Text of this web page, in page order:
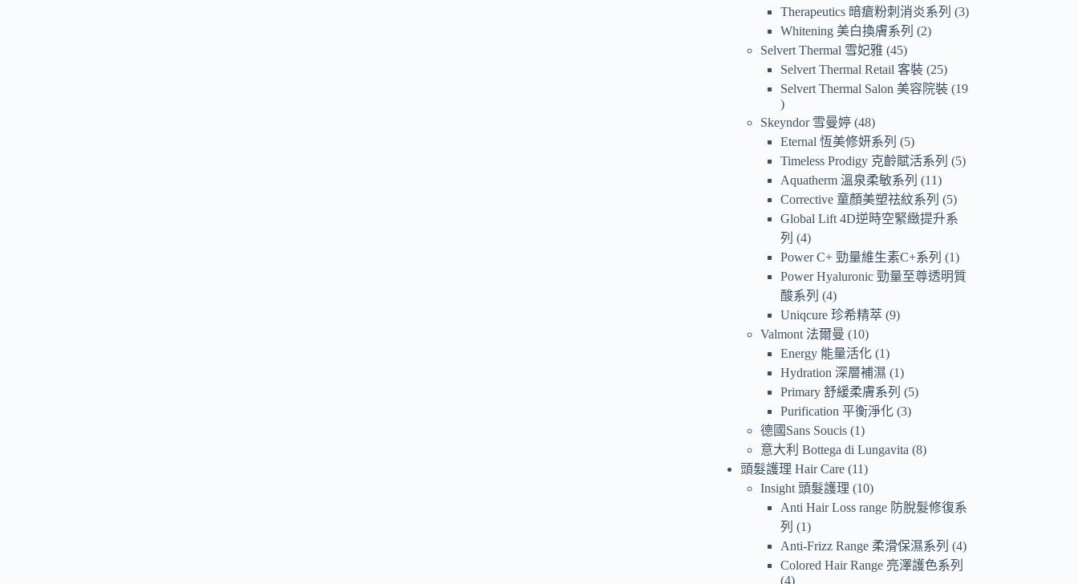
Therapeutics 暗瘡粉刺消炎系列
3
Whitening 美白換膚系列
2
Selvert Thermal 雪妃雅 45
Selvert Thermal Retail 客裝 25
Selvert Thermal Salon 美容院裝 19
Skeyndor 雪曼婷 48
Eternal 恆美修妍系列
5
Timeless Prodigy 克齡賦活系列
5
Aquatherm 溫泉柔敏系列
11
Corrective 童顏美塑祛紋系列
5
Global Lift 4D逆時空緊緻提升系
列
4
Power C+ 勁量維生素C+系列
1
Power Hyaluronic 勁量至尊透明質
酸系列
4
Uniqcure 珍希精萃 9
Valmont 法爾曼
10
Energy 能量活化 1
Hydration 深層補濕
1
Primary 舒緩柔膚系列
5
Purification 平衡淨化 3
德國Sans Soucis 1
意大利 Bottega di Lungavita 8
頭髮護理 Hair Care 11
Insight 頭髮護理
10
Anti Hair Loss range 防脫髮修復系
列
1
Anti-Frizz Range 柔滑保濕系列
4
Colored Hair Range 亮澤護色系列
4